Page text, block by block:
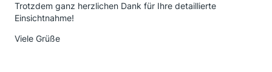
Trotzdem ganz herzlichen Dank für Ihre detaillierte
Einsichtnahme!
Viele Grüße